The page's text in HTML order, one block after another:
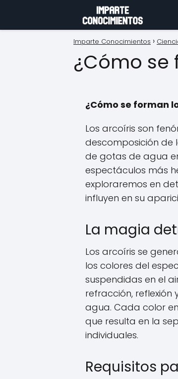
Imparte Conocimientos
¿Cómo se
¿Cómo se forman
Los arcoíris son
descomposición de
de gotas de agua
espectáculos más
exploraremos en
influyen en su
La magia
Los arcoíris se
los colores del
suspendidas en el
refracción, reflexión
agua. Cada color
que resulta en la
individuales.
Requisitos